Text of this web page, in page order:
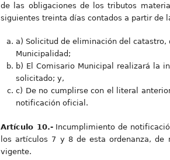
de las obligaciones de los tributos
siguientes treinta días contados a partir de
a) Solicitud de eliminación del
Municipalidad;
b) El Comisario Municipal realizará la
solicitado; y,
c) De no cumplirse con el literal
notificación oficial.
Artículo 10.-Incumplimiento de
los artículos 7 y 8 de esta ordenanza,
vigente.